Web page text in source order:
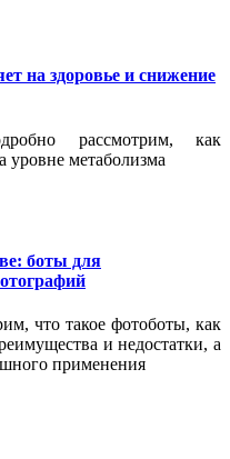
на здоровье и снижение
рассмотрим, как
уровне метаболизма
боты для
что такое фотоботы, как
и недостатки, а
применения